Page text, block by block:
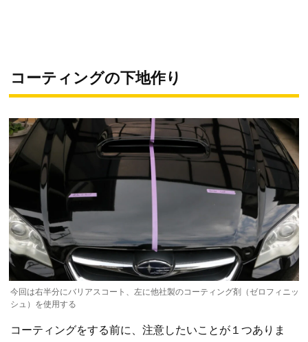
コーティングの下地作り
今回は右半分にバリアスコート、左に他社製のコーティング剤（ゼロフィニッ
シュ）を使用する
コーティングをする前に、注意したいことが１つありま